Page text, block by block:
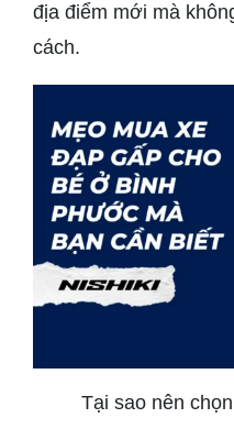
địa điểm mới mà
cách.
Tại sao nên